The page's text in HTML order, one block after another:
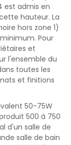
est admis en
hauteur. La
hors zone 1)
Pour
et
l'ensemble du
toutes les
et finitions
50-75W
500 à 750
d'un salle de
salle de bain